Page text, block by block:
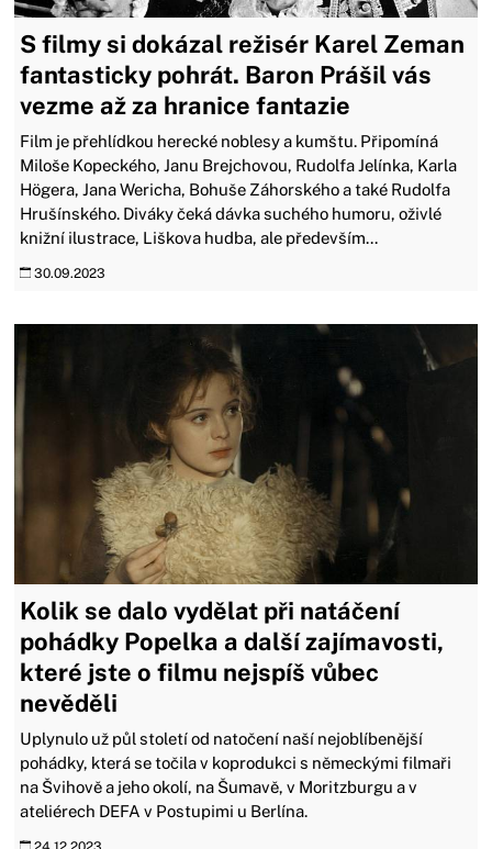
S filmy si dokázal režisér Karel Zeman
fantasticky pohrát. Baron Prášil vás
vezme až za hranice fantazie
Film je přehlídkou herecké noblesy a kumštu. Připomíná
Miloše Kopeckého, Janu Brejchovou, Rudolfa Jelínka, Karla
Högera, Jana Wericha, Bohuše Záhorského a také Rudolfa
Hrušínského. Diváky čeká dávka suchého humoru, oživlé
knižní ilustrace, Liškova hudba, ale především...
30.09.2023
Kolik se dalo vydělat při natáčení
pohádky Popelka a další zajímavosti,
které jste o filmu nejspíš vůbec
nevěděli
Uplynulo už půl století od natočení naší nejoblíbenější
pohádky, která se točila v koprodukci s německými filmaři
na Švihově a jeho okolí, na Šumavě, v Moritzburgu a v
ateliérech DEFA v Postupimi u Berlína.